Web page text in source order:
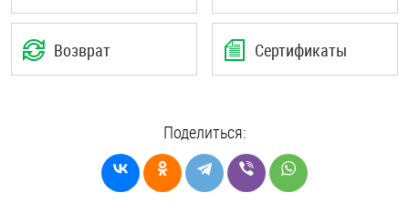
Возврат Сертификаты
Поделиться: